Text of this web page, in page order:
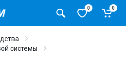
0 0
системы